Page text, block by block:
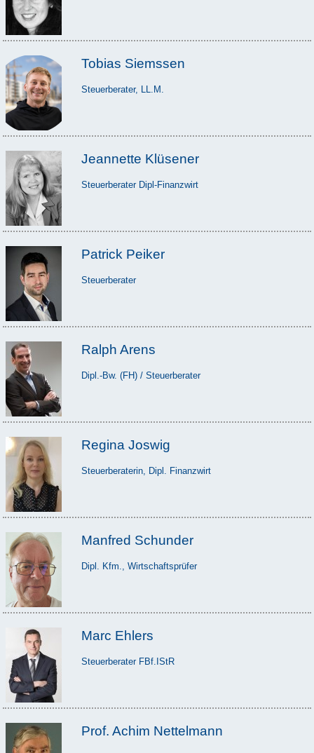
Tobias Siemssen
Steuerberater, LL.M.
Jeannette Klüsener
Steuerberater Dipl-Finanzwirt
Patrick Peiker
Steuerberater
Ralph Arens
Dipl.-Bw. (FH) / Steuerberater
Regina Joswig
Steuerberaterin, Dipl. Finanzwirt
Manfred Schunder
Dipl. Kfm., Wirtschaftsprüfer
Marc Ehlers
Steuerberater FBf.IStR
Prof. Achim Nettelmann